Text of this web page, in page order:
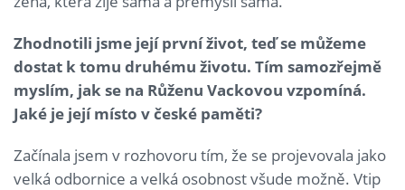
Zhodnotili jsme její první život, teď se můžeme
dostat k tomu druhému životu. Tím samozřejmě
myslím, jak se na Růženu Vackovou vzpomíná.
Jaké je její místo v české paměti?
Začínala jsem v rozhovoru tím, že se projevovala jako
velká odbornice a velká osobnost všude možně. Vtip